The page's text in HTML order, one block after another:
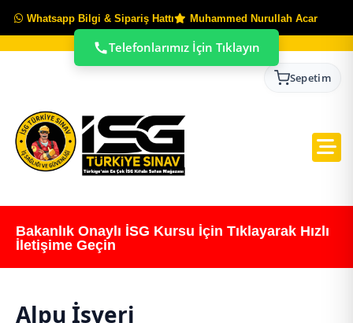
Whatsapp Bilgi & Sipariş Hattı Muhammed Nurullah Acar
Sepetim
Bakanlık Onaylı İSG Kursu İçin Tıklayarak Hızlı
İletişime Geçin
Alpu İşyeri
Telefonlarımız İçin Tıklayın